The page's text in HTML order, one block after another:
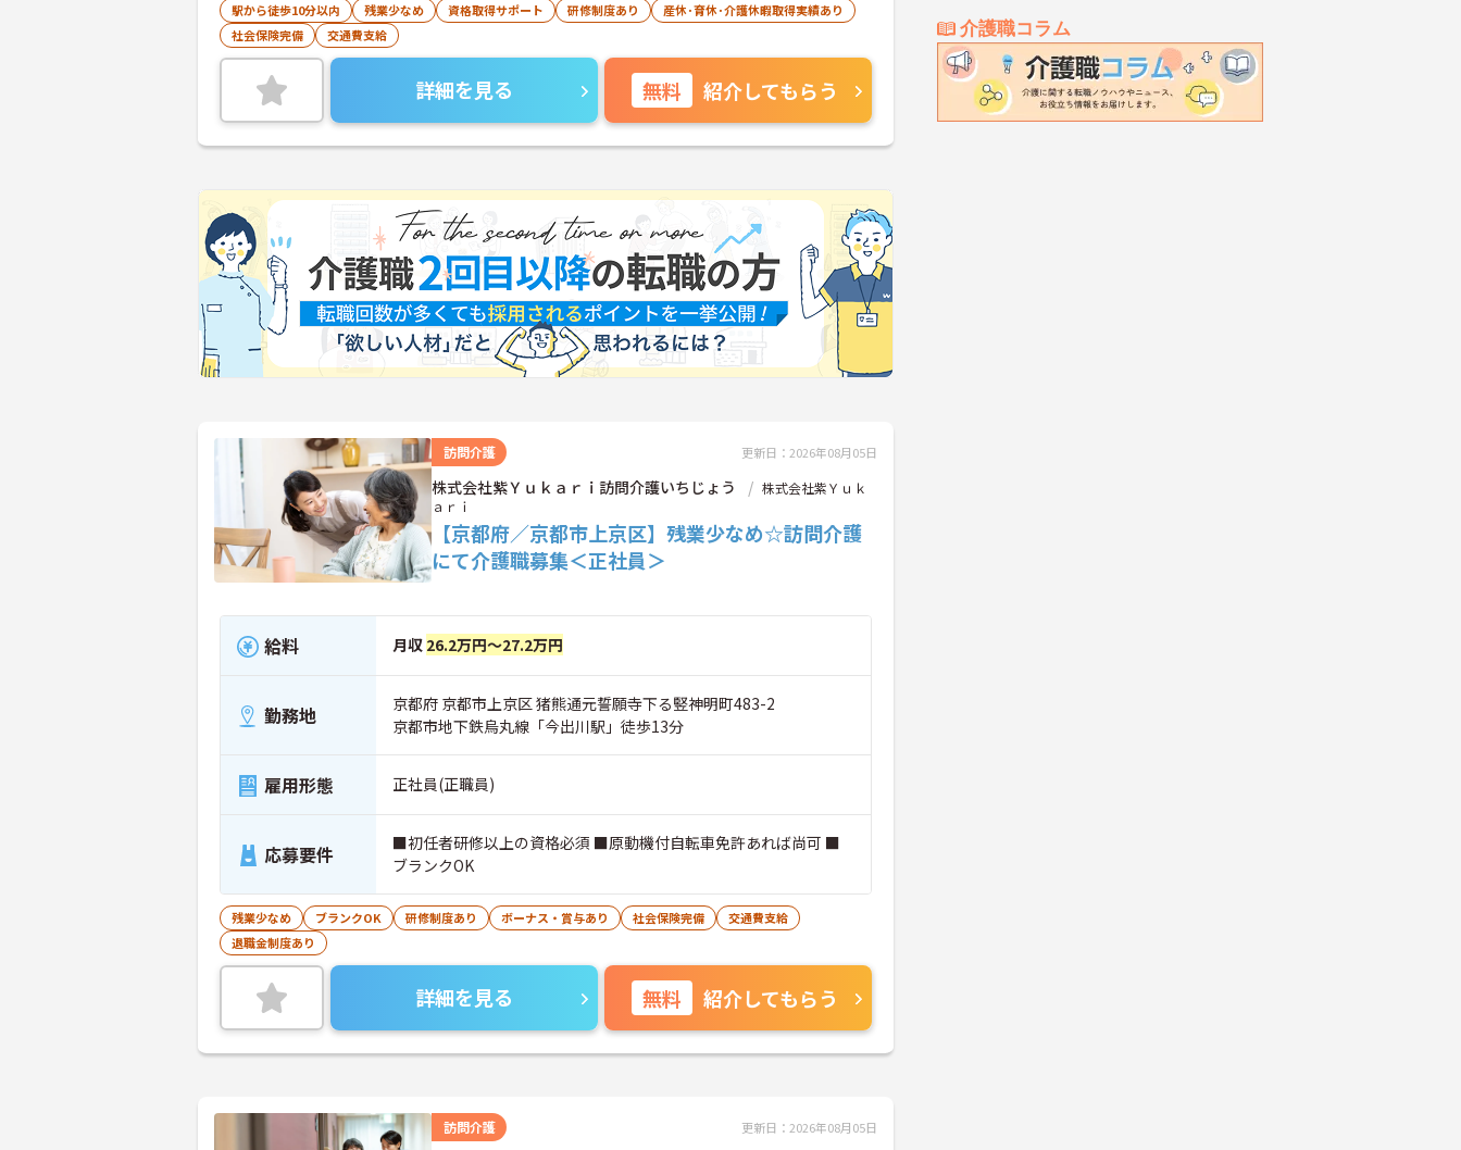
介護職コラム
駅から徒歩10分以内 残業少なめ 資格取得サポート 研修制度あり
産休･育休･介護休暇取得実績あり
社会保険完備
交通費支給
詳細を見る 無料 紹介してもらう
訪問介護 更新日：2026年08月05日
株式会社紫Ｙｕｋａｒｉ訪問介護いちじょう
株式会社紫Ｙｕｋ
ａｒｉ
【京都府／京都市上京区】残業少なめ☆訪問介護
にて介護職募集＜正社員＞
給料 月収 26.2万円～27.2万円
勤務地
京都府 京都市上京区 猪熊通元誓願寺下る竪神明町483-2
京都市地下鉄烏丸線「今出川駅」徒歩13分
雇用形態 正社員(正職員)
応募要件
■初任者研修以上の資格必須 ■原動機付自転車免許あれば尚可 ■
ブランクOK
残業少なめ ブランクOK 研修制度あり ボーナス・賞与あり 社会保険完備
交通費支給
退職金制度あり
詳細を見る 無料 紹介してもらう
訪問介護 更新日：2026年08月05日